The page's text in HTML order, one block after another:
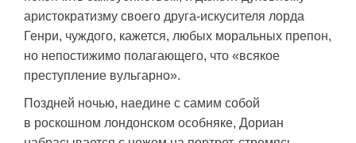
аристократизму своего друга-искусителя лорда
Генри, чуждого, кажется, любых моральных препон,
но непостижимо полагающего, что «всякое
преступление вульгарно».
Поздней ночью, наедине с самим собой
в роскошном лондонском особняке, Дориан